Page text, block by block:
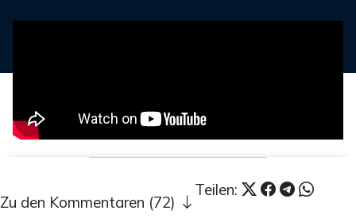
Teilen:
Zu den Kommentaren (72)